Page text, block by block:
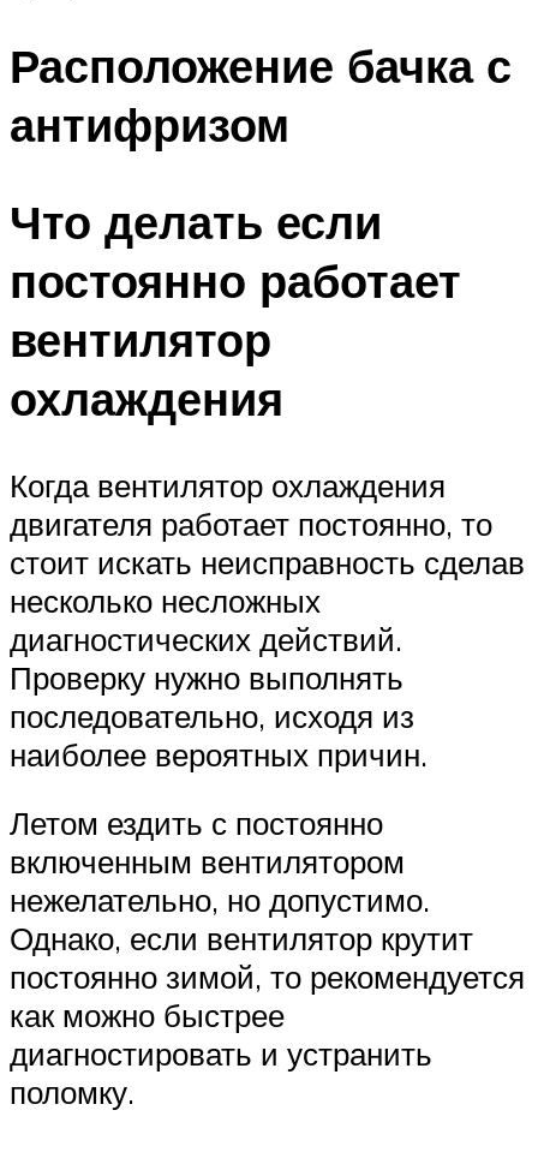
Расположение бачка с
антифризом
Что делать если
постоянно работает
вентилятор
охлаждения
Когда вентилятор охлаждения
двигателя работает постоянно, то
стоит искать неисправность сделав
несколько несложных
диагностических действий.
Проверку нужно выполнять
последовательно, исходя из
наиболее вероятных причин.
Летом ездить с постоянно
включенным вентилятором
нежелательно, но допустимо.
Однако, если вентилятор крутит
постоянно зимой, то рекомендуется
как можно быстрее
диагностировать и устранить
поломку.